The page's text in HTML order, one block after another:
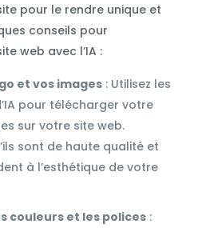
pour le rendre unique et
conseils pour
web avec l’IA :
et vos images: Utilisez les
pour télécharger votre
sur votre site web.
sont de haute qualité et
à l’esthétique de votre
couleurs et les polices: